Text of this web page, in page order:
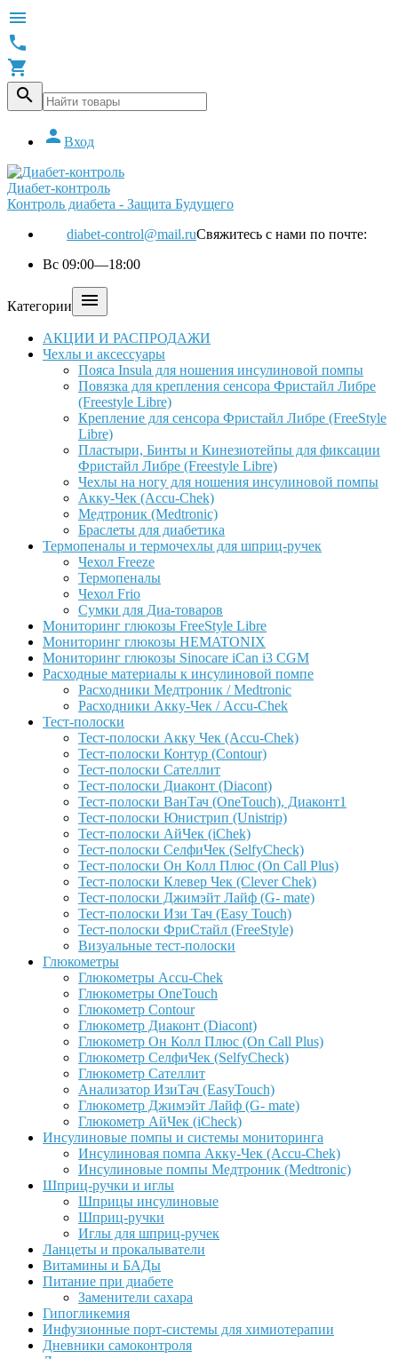




 Вход
Диабет-контроль
Контроль диабета - Защита Будущего
diabet-control@mail.ruСвяжитесь с нами по почте:
Вс 09:00—18:00
Категории 
АКЦИИ И РАСПРОДАЖИ
Чехлы и аксессуары
Пояса Insula для ношения инсулиновой помпы
Повязка для крепления сенсора Фристайл Либре
(Freestyle Libre)
Крепление для сенсора Фристайл Либре (FreeStyle
Libre)
Пластыри, Бинты и Кинезиотейпы для фиксации
Фристайл Либре (Freestyle Libre)
Чехлы на ногу для ношения инсулиновой помпы
Акку-Чек (Accu-Chek)
Медтроник (Medtronic)
Браслеты для диабетика
Термопеналы и термочехлы для шприц-ручек
Чехол Freeze
Термопеналы
Чехол Frio
Сумки для Диа-товаров
Мониторинг глюкозы FreeStyle Libre
Мониторинг глюкозы HEMATONIX
Мониторинг глюкозы Sinocare iCan i3 CGM
Расходные материалы к инсулиновой помпе
Расходники Медтроник / Medtronic
Расходники Акку-Чек / Accu-Chek
Тест-полоски
Тест-полоски Акку Чек (Accu-Chek)
Тест-полоски Контур (Contour)
Тест-полоски Сателлит
Тест-полоски Диаконт (Diacont)
Тест-полоски ВанТач (OneTouch), Диаконт1
Тест-полоски Юнистрип (Unistrip)
Тест-полоски АйЧек (iChek)
Тест-полоски СелфиЧек (SelfyCheck)
Тест-полоски Он Колл Плюс (On Call Plus)
Тест-полоски Клевер Чек (Clever Chek)
Тест-полоски Джимэйт Лайф (G- mate)
Тест-полоски Изи Тач (Easy Touch)
Тест-полоски ФриCтайл (FreeStyle)
Визуальные тест-полоски
Глюкометры
Глюкометры Accu-Сhek
Глюкометры OneTouch
Глюкометр Contour
Глюкометр Диаконт (Diacont)
Глюкометр Он Колл Плюс (On Call Plus)
Глюкометр СелфиЧек (SelfyCheck)
Глюкометр Сателлит
Анализатор ИзиТач (EasyTouch)
Глюкометр Джимэйт Лайф (G- mate)
Глюкометр АйЧек (iCheck)
Инсулиновые помпы и системы мониторинга
Инсулиновая помпа Акку-Чек (Accu-Chek)
Инсулиновые помпы Медтроник (Medtronic)
Шприц-ручки и иглы
Шприцы инсулиновые
Шприц-ручки
Иглы для шприц-ручек
Ланцеты и прокалыватели
Витамины и БАДы
Питание при диабете
Заменители сахара
Гипогликемия
Инфузионные порт-системы для химиотерапии
Дневники самоконтроля